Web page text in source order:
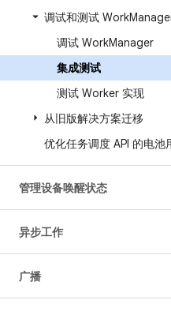
调试和测试 Work
调试 WorkManager
集成测试
测试 Worker 实现
从旧版解决方案迁移
优化任务调度 API 的电池
管理设备唤醒状态
异步工作
广播